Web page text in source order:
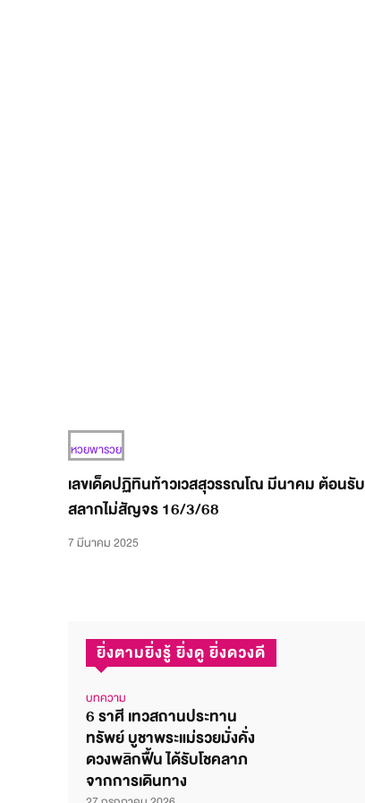
หวยพารวย
เลขเด็ดปฏิทินท้าวเวสสุวรรณโณ มีนาคม ต้อนรับ
สลากไม่สัญจร 16/3/68
7 มีนาคม 2025
ยิ่งตามยิ่งรู้ ยิ่งดู ยิ่งดวงดี
บทความ
6 ราศี เทวสถานประทาน
ทรัพย์ บูชาพระแม่รวยมั่งคั่ง
ดวงพลิกฟื้น ได้รับโชคลาภ
จากการเดินทาง